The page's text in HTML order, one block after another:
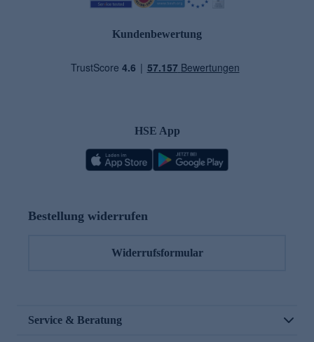
Kundenbewertung
HSE App
Bestellung widerrufen
Widerrufsformular
Service & Beratung